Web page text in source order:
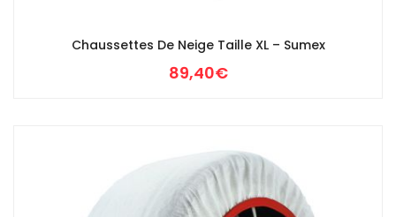
Chaussettes De Neige Taille XL – Sumex
89,40€